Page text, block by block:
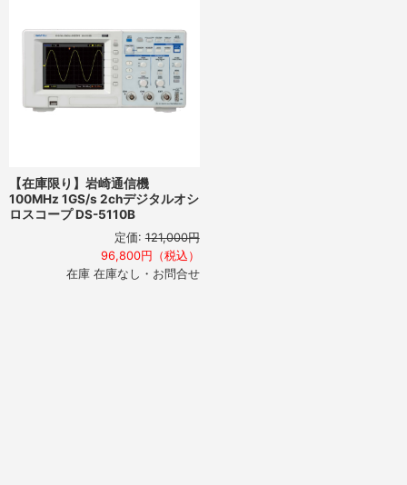
【在庫限り】岩崎通信機
100MHz 1GS/s 2chデジタルオシ
ロスコープ DS-5110B
定価: 121,000円
96,800円（税込）
在庫 在庫なし・お問合せ